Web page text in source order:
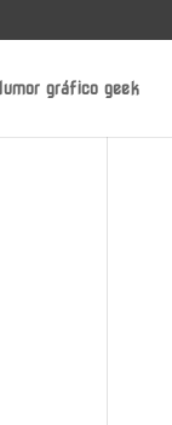
gráfico geek